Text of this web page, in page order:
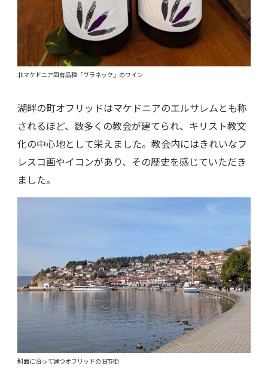
北マケドニア固有品種「ヴラネック」のワイン
湖畔の町オフリッドはマケドニアのエルサレムとも称
されるほど、数多くの教会が建てられ、キリスト教文
化の中心地として栄えました。教会内にはきれいなフ
レスコ画やイコンがあり、その歴史を感じていただき
ました。
斜面に沿って建つオフリッドの旧市街